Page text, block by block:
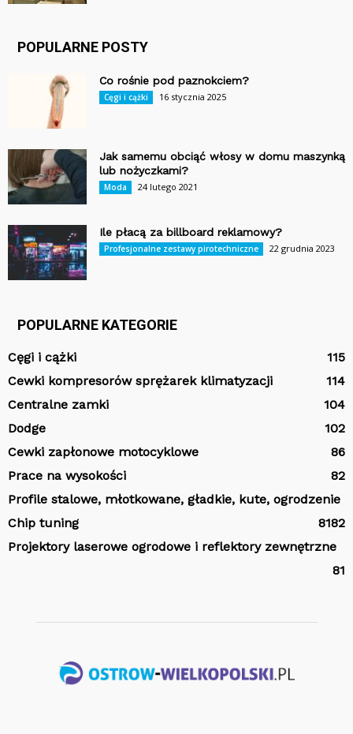
POPULARNE POSTY
Co rośnie pod paznokciem?
Cęgi i cążki 16 stycznia 2025
Jak samemu obciąć włosy w domu maszynką
lub nożyczkami?
Moda 24 lutego 2021
Ile płacą za billboard reklamowy?
Profesjonalne zestawy pirotechniczne 22 grudnia 2023
POPULARNE KATEGORIE
Cęgi i cążki
115
Cewki kompresorów sprężarek klimatyzacji
114
Centralne zamki
104
Dodge
102
Cewki zapłonowe motocyklowe
86
Prace na wysokości
82
Profile stalowe, młotkowane, gładkie, kute, ogrodzenie
82
Chip tuning
81
Projektory laserowe ogrodowe i reflektory zewnętrzne
81